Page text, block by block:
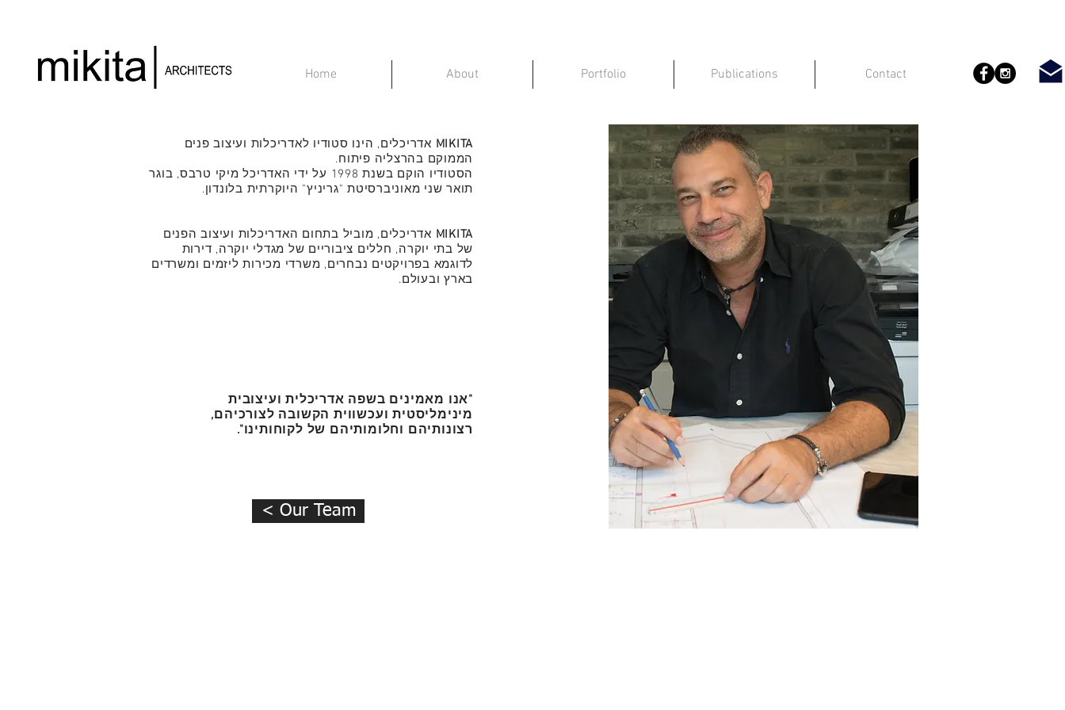
Home About Portfolio Publications Contact
MIKITA אדריכלים, הינו סטודיו לאדריכלות ועיצוב פנים
הממוקם בהרצליה פיתוח.
הסטודיו הוקם בשנת 1998 על ידי האדריכל מיקי טרבס, בוגר
תואר שני מאוניברסיטת "גריניץ" היוקרתית בלונדון.
MIKITA אדריכלים, מוביל בתחום האדריכלות ועיצוב הפנים
של בתי יוקרה, חללים ציבוריים של מגדלי יוקרה, דירות
לדוגמא בפרויקטים נבחרים, משרדי מכירות ליזמים ומשרדים
בארץ ובעולם.
"אנו מאמינים בשפה אדריכלית ועיצובית
מינימליסטית ועכשווית הקשובה לצורכיהם,
רצונותיהם וחלומותיהם של לקוחותינו".
< Our Team